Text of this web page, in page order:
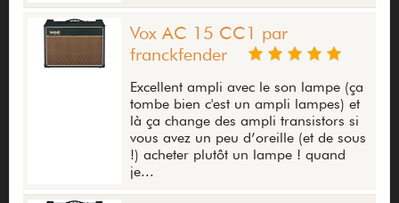
Vox AC 15 CC1 par
franckfender
Excellent ampli avec le son lampe (ça
tombe bien c'est un ampli lampes) et
là ça change des ampli transistors si
vous avez un peu d’oreille (et de sous
!) acheter plutôt un lampe ! quand
je...